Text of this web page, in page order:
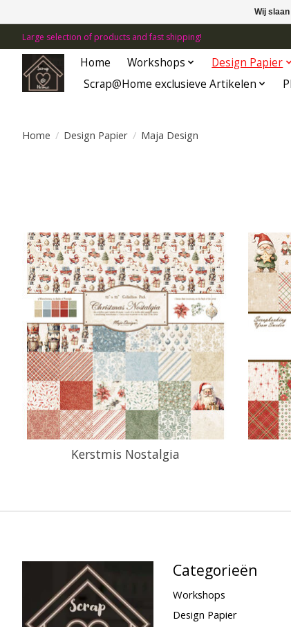
Large selection of products and fast shipping!
Home Workshops Design Papier
Scrap@Home exclusieve Artikelen
Home / Design Papier / Maja Design
Kerstmis Nostalgia
Categorieën
Workshops
Design Papier
Wij